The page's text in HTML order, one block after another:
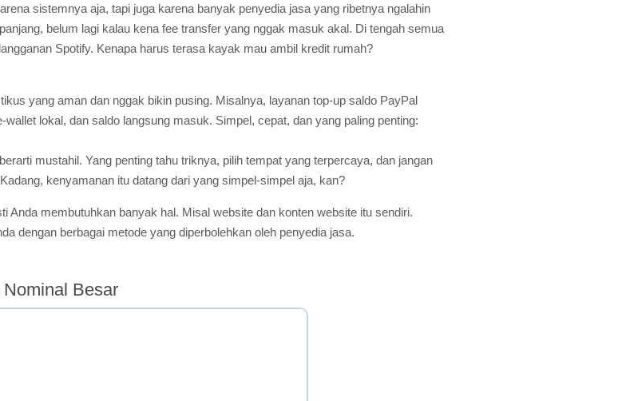
sistemnya aja, tapi juga karena banyak penyedia jasa yang ribetnya ngalahin
belum lagi kalau kena fee transfer yang nggak masuk akal. Di tengah semua
Spotify. Kenapa harus terasa kayak mau ambil kredit rumah?
yang aman dan nggak bikin pusing. Misalnya, layanan top-up saldo PayPal
lokal, dan saldo langsung masuk. Simpel, cepat, dan yang paling penting:
mustahil. Yang penting tahu triknya, pilih tempat yang terpercaya, dan jangan
kenyamanan itu datang dari yang simpel-simpel aja, kan?
Anda membutuhkan banyak hal. Misal website dan konten website itu sendiri.
dengan berbagai metode yang diperbolehkan oleh penyedia jasa.
Besar